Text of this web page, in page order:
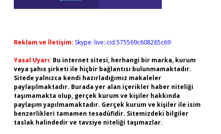
Reklam ve İletişim: Skype: live:.cid.575569c608265c69
Yasal Uyarı: Bu internet sitesi, herhangi bir marka, kurum
veya şahıs şirketi ile hiçbir bağlantısı bulunmamaktadır.
Sitede yalnızca kendi hazırladığımız makaleler
paylaşılmaktadır. Burada yer alan içerikler haber niteliği
taşımamakta olup, gerçek kurum ve kişiler hakkında
paylaşım yapılmamaktadır. Gerçek kurum ve kişiler ile isim
benzerlikleri tamamen tesadüfidir. Sitemizdeki bilgiler
taslak halindedir ve tavsiye niteliği taşımazlar.